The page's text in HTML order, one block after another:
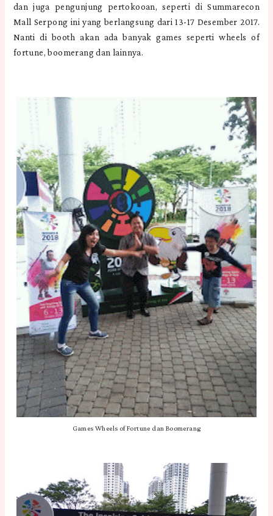
dan juga pengunjung pertokooan, seperti di Summarecon
Mall Serpong ini yang berlangsung dari 13-17 Desember 2017.
Nanti di booth akan ada banyak games seperti wheels of
fortune, boomerang dan lainnya.
Games Wheels of Fortune dan Boomerang